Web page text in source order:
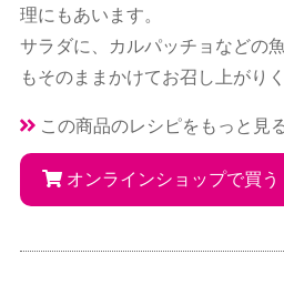
理にもあいます。
サラダに、カルパッチョなどの
もそのままかけてお召し上がりく
この商品のレシピをもっと見
オンラインショップで買う